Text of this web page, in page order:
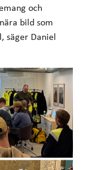
och
bild som
säger Daniel